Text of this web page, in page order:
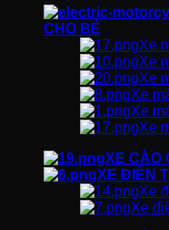
CHO BÉ
Xe
Xe
Xe
Xe
Xe
Xe
XE CÀO
XE ĐIỆN
Xe
Xe